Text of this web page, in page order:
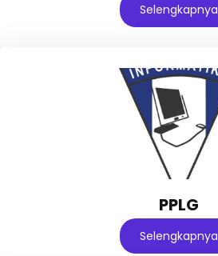
Selengkapnya
PPLG
Selengkapnya